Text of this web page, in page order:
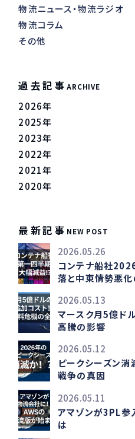
物流ニュース・物流ラジオ
物流コラム
その他
過去記事 ARCHIVE
2026年
2025年
2023年
2022年
2021年
2020年
最新記事 NEW POST
2026.05.26
コンテナ船社
落と中東情勢悪
2026.05.13
マースク月5億ド
高騰の影響
2026.05.12
ピークシーズン
戦争の真因
2026.05.11
アマゾンが3PL参
は